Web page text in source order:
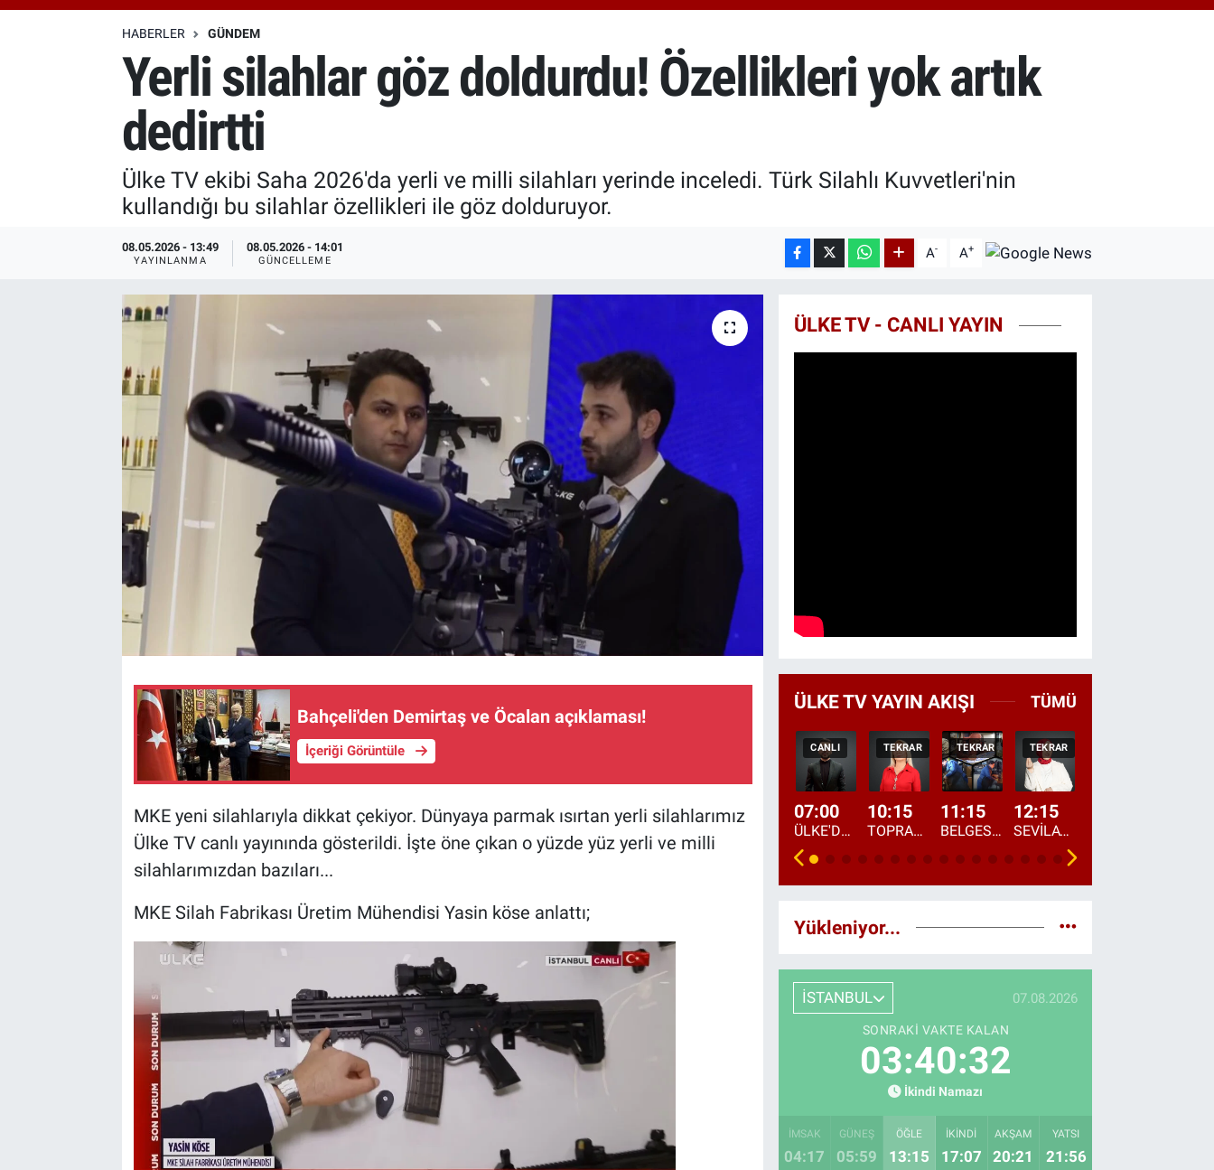
64.225,61
%-0.63
HABERLER GÜNDEM
Yerli silahlar göz doldurdu! Özellikleri yok artık
dedirtti
Ülke TV ekibi Saha 2026'da yerli ve milli silahları yerinde inceledi. Türk Silahlı Kuvvetleri'nin
kullandığı bu silahlar özellikleri ile göz dolduruyor.
08.05.2026 - 13:49
YAYINLANMA
08.05.2026 - 14:01
GÜNCELLEME A- A+
Bahçeli'den Demirtaş ve Öcalan açıklaması!
İçeriği Görüntüle
MKE yeni silahlarıyla dikkat çekiyor. Dünyaya parmak ısırtan yerli silahlarımız
Ülke TV canlı yayınında gösterildi. İşte öne çıkan o yüzde yüz yerli ve milli
silahlarımızdan bazıları...
MKE Silah Fabrikası Üretim Mühendisi Yasin köse anlattı;
ÜLKE TV - CANLI YAYIN
ÜLKE TV YAYIN AKIŞI TÜMÜ
CANLI
07:00
ÜLKE'DE BU SABAH
TEKRAR
10:15
TOPRAKTAN SOFRAYA
TEKRAR
11:15
BELGESEL: "ÜLKE'NİN ALIN TERİ"
TEKRAR
12:15
SEVİLAY SUNGUR İLE ELİMİN BEREKETİ
Yükleniyor...
İSTANBUL 07.08.2026
SONRAKI VAKTE KALAN
03:40:30
İkindi Namazı
İMSAK
04:17
GÜNEŞ
05:59
ÖĞLE
13:15
İKINDI
17:07
AKŞAM
20:21
YATSI
21:56
Özel Haberler
Özel Haberler
Erişim Bilgileri
Haber Arşivi